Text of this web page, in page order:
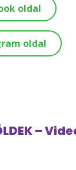
oldal
oldal
–